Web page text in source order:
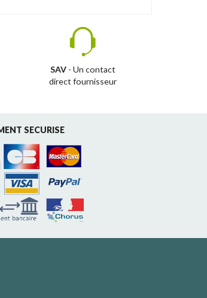
SAV- Un contact
direct fournisseur
SECURISE